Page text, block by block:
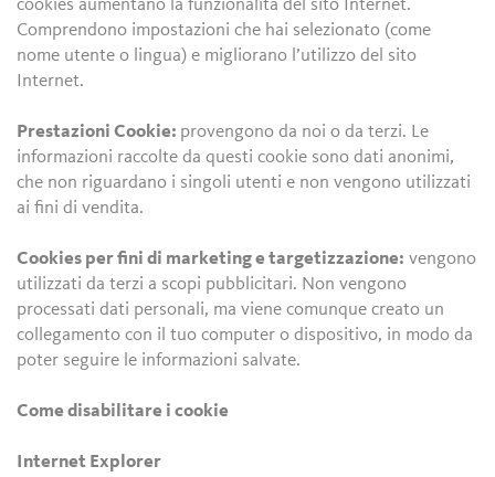
cookies aumentano la funzionalità del sito Internet.
Comprendono impostazioni che hai selezionato (come
nome utente o lingua) e migliorano l’utilizzo del sito
Internet.
Prestazioni Cookie: provengono da noi o da terzi. Le
informazioni raccolte da questi cookie sono dati anonimi,
che non riguardano i singoli utenti e non vengono utilizzati
ai fini di vendita.
Cookies per fini di marketing e targetizzazione: vengono
utilizzati da terzi a scopi pubblicitari. Non vengono
processati dati personali, ma viene comunque creato un
collegamento con il tuo computer o dispositivo, in modo da
poter seguire le informazioni salvate.
Come disabilitare i cookie
Internet Explorer